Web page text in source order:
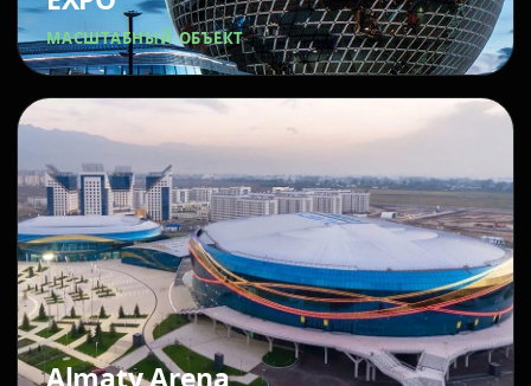
МАСШТАБНЫЙ ОБЪЕКТ
Almaty Arena